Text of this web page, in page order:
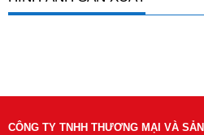
CÔNG TY TNHH THƯƠNG MẠI VÀ